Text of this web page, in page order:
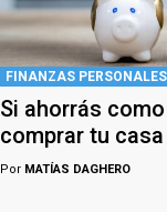
FINANZAS PERSONALES
Si ahorrás
comprar tu casa
Por MATÍAS DAGHERO